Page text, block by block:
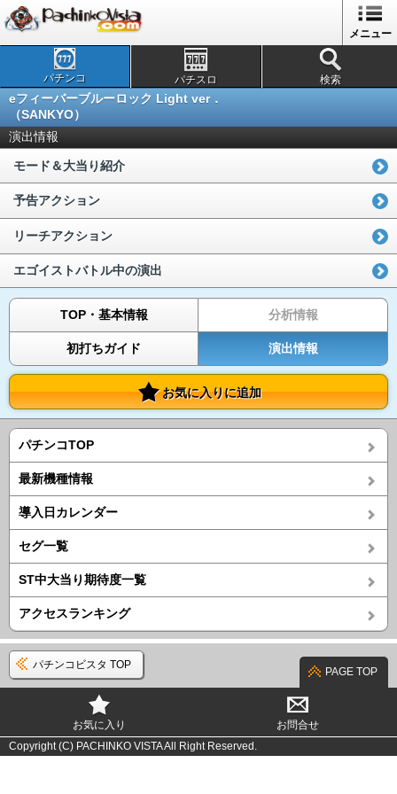
メニュー
パチンコ パチスロ 検索
eフィーバーブルーロック Light ver．
（SANKYO）
演出情報
モード＆大当り紹介
予告アクション
リーチアクション
エゴイストバトル中の演出
TOP・基本情報 分析情報
初打ちガイド 演出情報
お気に入りに追加
パチンコTOP
最新機種情報
導入日カレンダー
セグ一覧
ST中大当り期待度一覧
アクセスランキング
パチンコビスタ TOP
PAGE TOP
お気に入り
お問合せ
Copyright (C) PACHINKO VISTA All Right Reserved.